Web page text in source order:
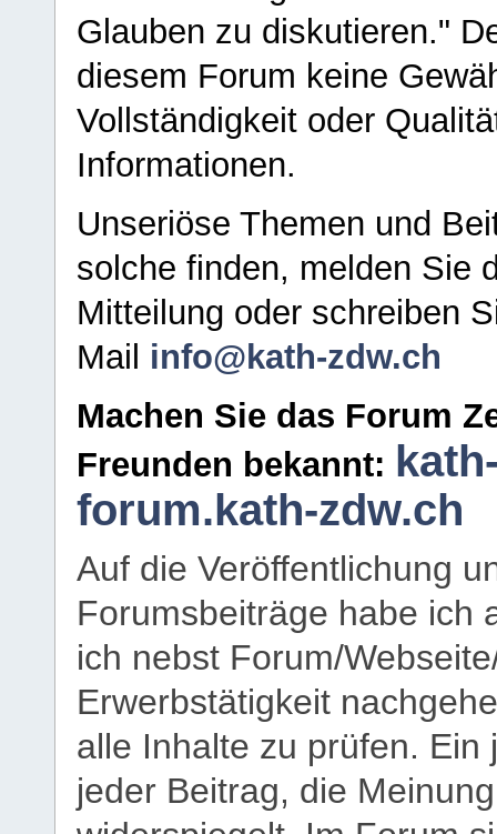
Glauben zu diskutieren."
diesem Forum keine
Vollständigkeit oder
Informationen.
Unseriöse Themen und
solche finden, melden Sie
Mitteilung oder schreiben
Mail info@kath-zdw.ch
Machen Sie das Forum
Freunden bekannt:
forum.kath-zdw.ch
Auf die Veröffentlichung
Forumsbeiträge habe ich
ich nebst Forum/
Erwerbstätigkeit
alle Inhalte zu prüfen.
jeder Beitrag, die